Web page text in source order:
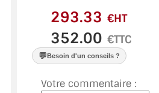
VERRE FEUILLETÉ/TREMPÉ
DALLE DE SOL EN VERRE
PORTE EN VERRE
€HT
€TTC
💬Besoin d'un conseils ?
Votre commentaire :